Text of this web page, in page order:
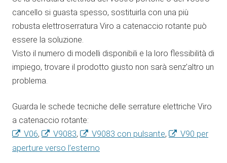
cancello si guasta spesso, sostituirla con una più
robusta elettroserratura Viro a catenaccio rotante può
essere la soluzione.
Visto il numero di modelli disponibili e la loro flessibilità di
impiego, trovare il prodotto giusto non sarà senz’altro un
problema.
Guarda le schede tecniche delle serrature elettriche Viro
a catenaccio rotante:
V06, V9083, V9083 con pulsante,
V90 per
aperture verso l’esterno